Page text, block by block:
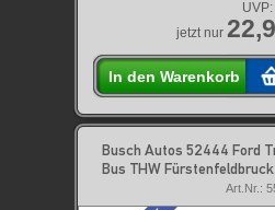
UVP:
jetzt nur
In den Warenkorb
Busch Autos 52444 Ford
Bus THW Fürstenfeldbruck
Art.Nr.: